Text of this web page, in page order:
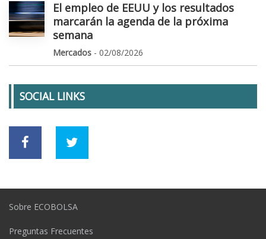
El empleo de EEUU y los resultados
marcarán la agenda de la próxima
semana
Mercados - 02/08/2026
SOCIAL LINKS
Sobre ECOBOLSA
Preguntas Frecuentes